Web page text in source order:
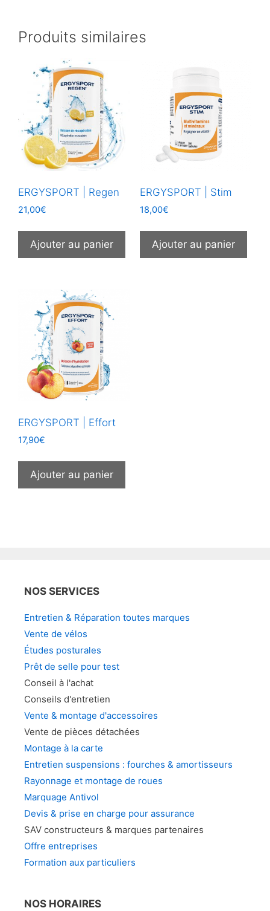
Produits similaires
ERGYSPORT | Regen
21,00€
Ajouter au panier
ERGYSPORT | Stim
18,00€
Ajouter au panier
ERGYSPORT | Effort
17,90€
Ajouter au panier
NOS SERVICES
Entretien & Réparation toutes marques
Vente de vélos
Études posturales
Prêt de selle pour test
Conseil à l'achat
Conseils d'entretien
Vente & montage d'accessoires
Vente de pièces détachées
Montage à la carte
Entretien suspensions : fourches & amortisseurs
Rayonnage et montage de roues
Marquage Antivol
Devis & prise en charge pour assurance
SAV constructeurs & marques partenaires
Offre entreprises
Formation aux particuliers
NOS HORAIRES